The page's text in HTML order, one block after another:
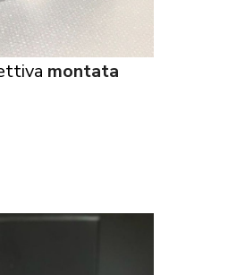
montata